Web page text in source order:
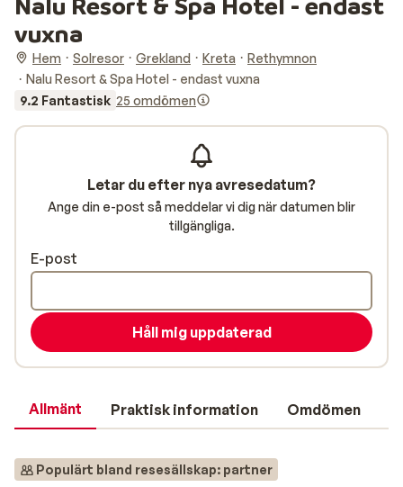
vuxna
Hem Solresor Grekland Kreta
Rethymnon
Nalu Resort & Spa Hotel - endast vuxna
9.2 Fantastisk 25 omdömen
Allmänt Praktisk information Omdömen
Populärt bland resesällskap: partner
Letar du efter nya avresedatum?
Ange din e-post så meddelar vi dig när datumen blir
tillgängliga.
E-post
Håll mig uppdaterad